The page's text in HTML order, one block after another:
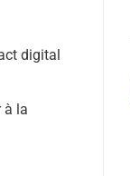
digital
à la